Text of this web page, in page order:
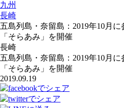
九州
長崎
五島列島・奈留島：2019年10月
「そらあみ」を開催
長崎
五島列島・奈留島：2019年10月
「そらあみ」を開催
2019.09.19